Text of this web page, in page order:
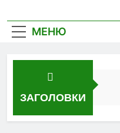
МЕНЮ
ЗАГОЛОВКИ